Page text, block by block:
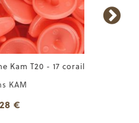
Kam T20 - 17 corail
KAM
€